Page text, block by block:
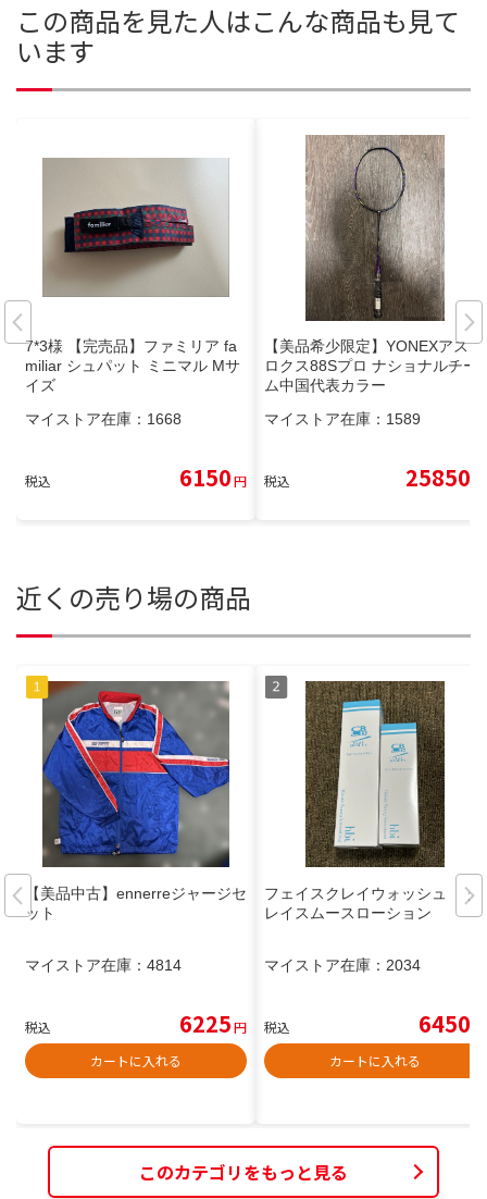
この商品を見た人はこんな商品も見て
います
7*3様 【完売品】ファミリア fa
miliar シュパット ミニマル Mサ
イズ
マイストア在庫： 1668
税込 6150円
【美品希少限定】YONEXアスト
ロクス88Sプロ ナショナルチー
ム中国代表カラー
マイストア在庫： 1589
税込 25850
近くの売り場の商品
【美品中古】ennerreジャージセ
ット
マイストア在庫： 4814
税込 6225円
カートに入れる
フェイスクレイウォッシュ ク
レイスムースローション
マイストア在庫： 2034
税込 6450
カートに入れる
このカテゴリをもっと見る